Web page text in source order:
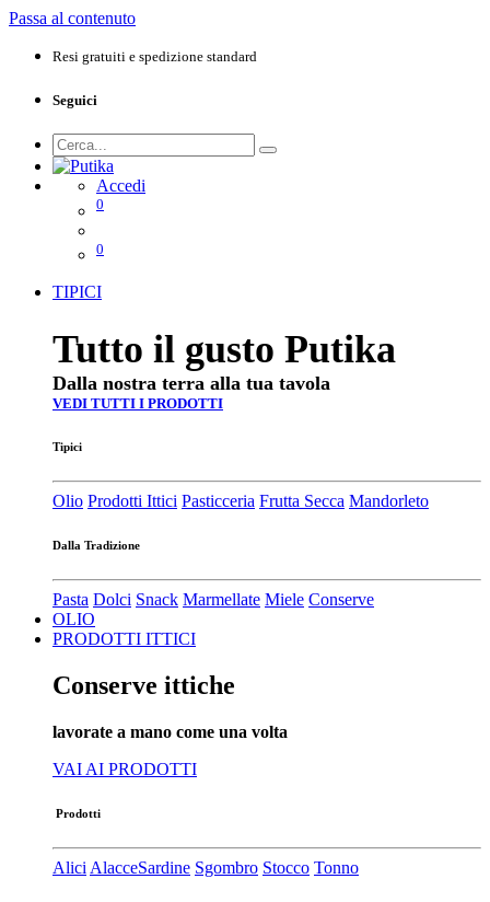
Passa al contenuto
Resi gratuiti e spedizione standard
Seguici
Accedi
0
0
TIPICI
Tutto il gusto Putika
Dalla nostra terra alla tua tavola
VEDI TUTTI I PRODOTTI
Tipici
Olio Prodotti Ittici Pasticceria Frutta Secca Mandorleto
Dalla Tradizione
Pasta Dolci Snack Marmellate Miele Conserve
OLIO
PRODOTTI ITTICI
Conserve ittiche
lavorate a mano come una volta
VAI AI PRODOTTI
Prodotti
Alici AlacceSardine Sgombro Stocco Tonno